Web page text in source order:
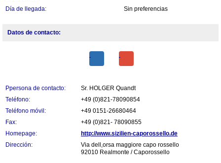
Día de llegada:
Sin preferencias
Datos de contacto:
Ppersona de contacto:
Sr. HOLGER Quandt
Teléfono:
+49 (0)821-78090854
Teléfono móvil:
+49 0151-26680464
Fax:
+49 (0)821- 78090855
Homepage:
http://www.sizilien-caporossello.de
Dirección:
Via dell,orsa maggiore capo rossello
92010 Realmonte / Caporossello